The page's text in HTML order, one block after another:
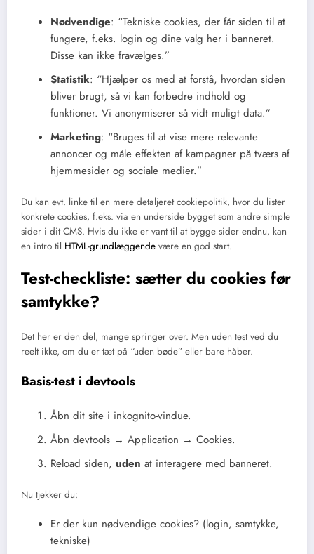
Nødvendige: “Tekniske cookies, der får siden til at
fungere, f.eks. login og dine valg her i banneret.
Disse kan ikke fravælges.”
Statistik: “Hjælper os med at forstå, hvordan siden
bliver brugt, så vi kan forbedre indhold og
funktioner. Vi anonymiserer så vidt muligt data.”
Marketing: “Bruges til at vise mere relevante
annoncer og måle effekten af kampagner på tværs af
hjemmesider og sociale medier.”
Du kan evt. linke til en mere detaljeret cookiepolitik, hvor du lister
konkrete cookies, f.eks. via en underside bygget som andre simple
sider i dit CMS. Hvis du ikke er vant til at bygge sider endnu, kan
en intro til HTML-grundlæggende være en god start.
Test-checkliste: sætter du cookies før
samtykke?
Det her er den del, mange springer over. Men uden test ved du
reelt ikke, om du er tæt på “uden bøde” eller bare håber.
Basis-test i devtools
Åbn dit site i inkognito-vindue.
Åbn devtools → Application → Cookies.
Reload siden, uden at interagere med banneret.
Nu tjekker du:
Er der kun nødvendige cookies? (login, samtykke,
tekniske)